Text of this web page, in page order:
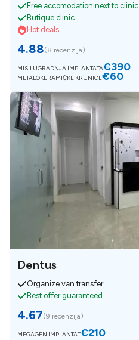
Free accomodation next to clinic
Butique clinic
Hot deals
4.88(8 recenzija)
MIS 1 UGRADNJA IMPLANTATA€390
METALOKERAMIČKE KRUNICE€60
Dentus
Organize van transfer
Best offer guaranteed
4.67(9 recenzija)
MEGAGEN IMPLANTAT€210